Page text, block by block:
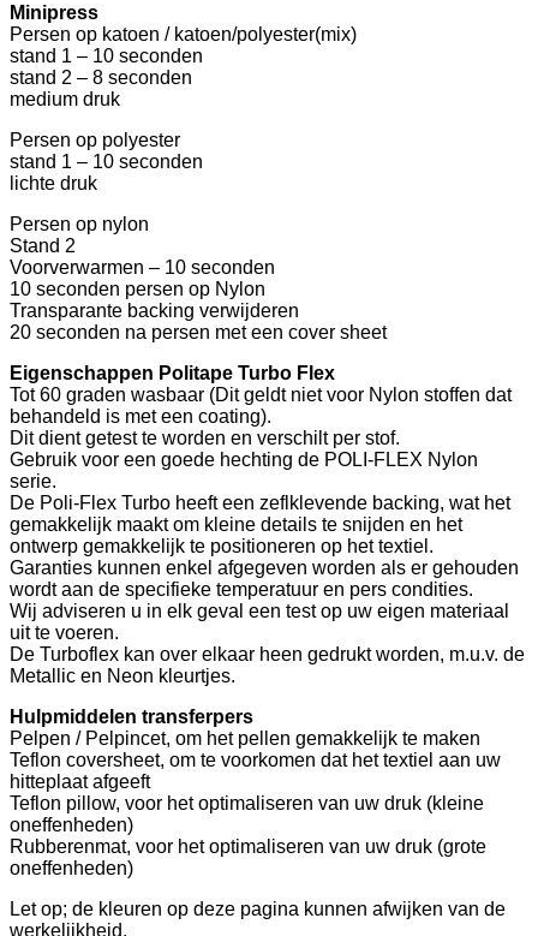
Minipress
Persen op katoen / katoen/polyester(mix)
stand 1 – 10 seconden
stand 2 – 8 seconden
medium druk
Persen op polyester
stand 1 – 10 seconden
lichte druk
Persen op nylon
Stand 2
Voorverwarmen – 10 seconden
10 seconden persen op Nylon
Transparante backing verwijderen
20 seconden na persen met een cover sheet
Eigenschappen Politape Turbo Flex
Tot 60 graden wasbaar (Dit geldt niet voor Nylon stoffen dat
behandeld is met een coating).
Dit dient getest te worden en verschilt per stof.
Gebruik voor een goede hechting de POLI-FLEX Nylon
serie.
De Poli-Flex Turbo heeft een zeflklevende backing, wat het
gemakkelijk maakt om kleine details te snijden en het
ontwerp gemakkelijk te positioneren op het textiel.
Garanties kunnen enkel afgegeven worden als er gehouden
wordt aan de specifieke temperatuur en pers condities.
Wij adviseren u in elk geval een test op uw eigen materiaal
uit te voeren.
De Turboflex kan over elkaar heen gedrukt worden, m.u.v. de
Metallic en Neon kleurtjes.
Hulpmiddelen transferpers
Pelpen / Pelpincet, om het pellen gemakkelijk te maken
Teflon coversheet, om te voorkomen dat het textiel aan uw
hitteplaat afgeeft
Teflon pillow, voor het optimaliseren van uw druk (kleine
oneffenheden)
Rubberenmat, voor het optimaliseren van uw druk (grote
oneffenheden)
Let op; de kleuren op deze pagina kunnen afwijken van de
werkelijkheid.